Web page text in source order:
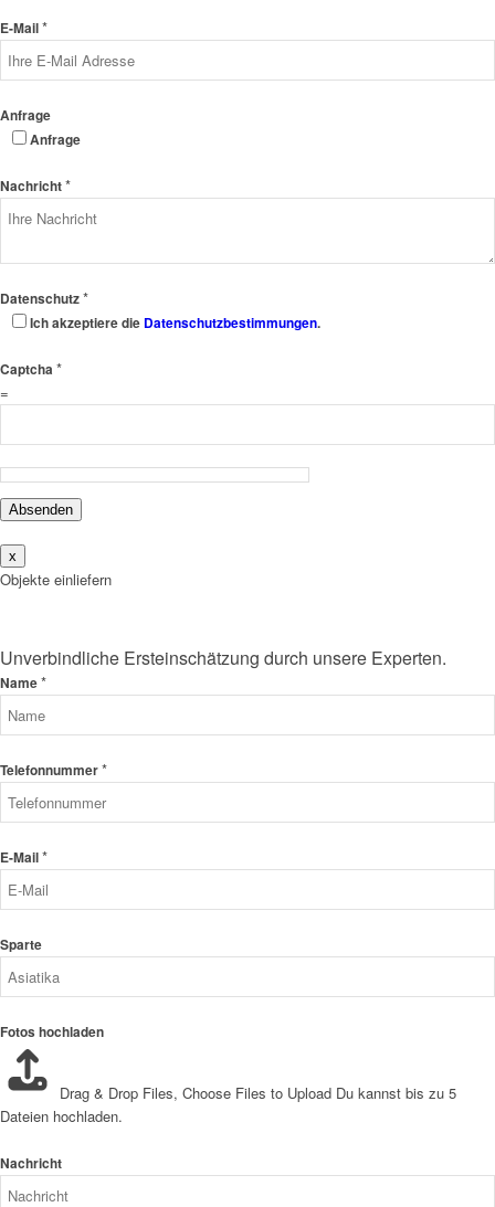
E-Mail*
Anfrage
Anfrage
Nachricht*
Datenschutz*
Ich akzeptiere die Datenschutzbestimmungen.
Captcha *
=
Absenden
x
Objekte einliefern
Unverbindliche Ersteinschätzung durch unsere Experten.
Name*
Telefonnummer*
E-Mail*
Sparte
Fotos hochladen
Drag & Drop Files, Choose Files to Upload Du kannst bis zu 5
Dateien hochladen.
Nachricht